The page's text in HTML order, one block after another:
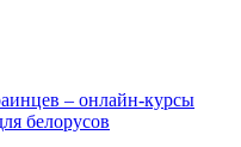
– онлайн-курсы
белорусов